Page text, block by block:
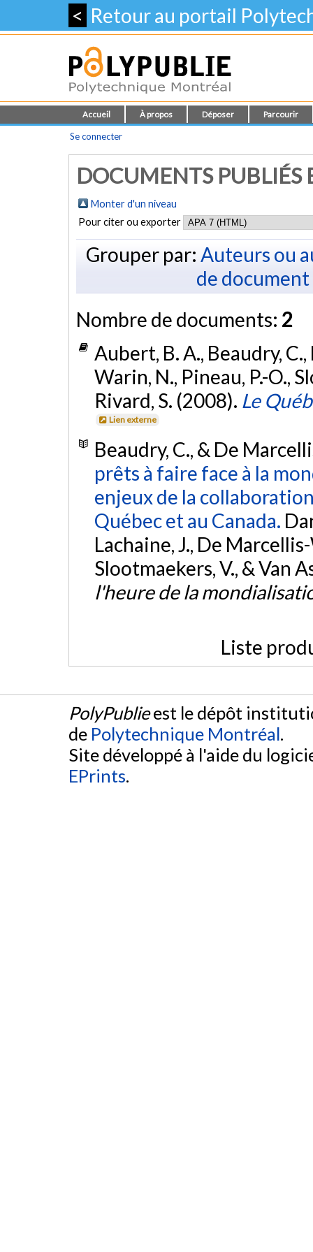
< Retour au portail
Accueil À propos Déposer Parcourir
Se connecter
DOCUMENTS PUBLIÉS
Monter d'un niveau
Pour citer ou exporter
Grouper par: Auteurs ou
de document
Nombre de documents: 2
Aubert, B. A., Beaudry,
Warin, N., Pineau, P.-O.,
Rivard, S. (2008). Le
Lien externe
Beaudry, C., & De
prêts à faire face à la
enjeux de la
Québec et au Canada.
Lachaine, J., De
Slootmaekers, V., & Van
l'heure de la
Liste
PolyPublieest le dépôt
de Polytechnique Montréal.
Site développé à l'aide du
EPrints.